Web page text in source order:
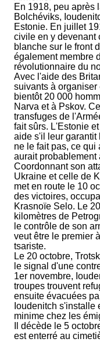
En 1918, peu après
Bolchéviks,
Estonie. En juillet
civile en y devenant
blanchesur le front
également membre
révolutionnaire du
Avec l'aide des
suivants à organiser
bientôt 20 000
Narvaet à Pskov.
transfuges de l'
fait sûrs. L'Estonie
aide s'il leur garantit
ne le fait pas, ce qui
aurait probablement
Coordonnant son
Ukraineet celle de
met en route le 10
des victoires,
Krasnoïe Selo. Le 20
kilomètres de
le contrôle de son
veut être le premier
tsariste.
Le 20 octobre,
le signal d'une
1er novembre,
troupes trouvent
ensuite évacuées
Ioudenitch s'installe
minime chez les
Il décède le 5
est enterré au